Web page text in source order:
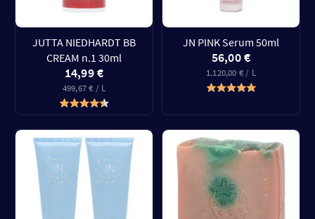
JUTTA NIEDHARDT BB
CREAM n.1 30ml
14,99 €
499,67 € / L
JN PINK Serum 50ml
56,00 €
1.120,00 € / L